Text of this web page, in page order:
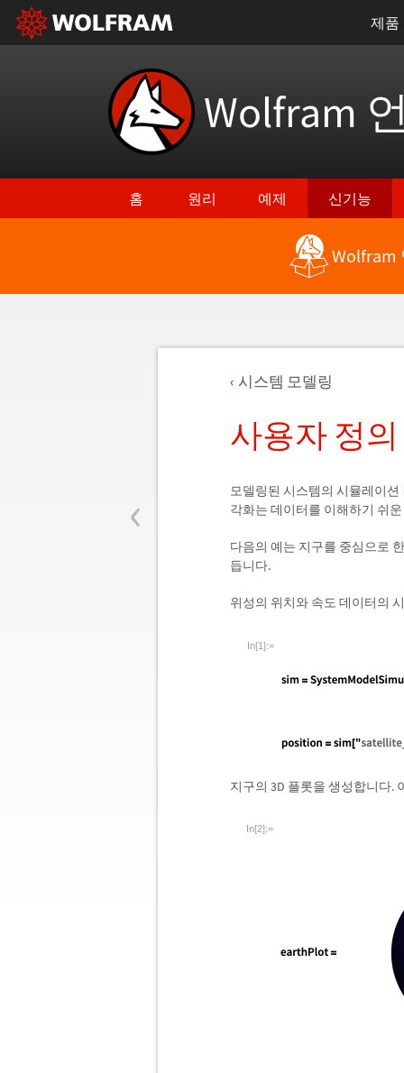
제품
Wolfram
홈 원리 예제 신기능
Wolfram
‹
시스템 모델링
사용자 정
모델링된 시스템의 시뮬레이
각화는 데이터를 이해하기 쉬
다음의 예는 지구를 중심으로
듭니다.
위성의 위치와 속도 데이터의
In[1]:=
지구의 3D 플롯을 생성합니다.
In[2]:=